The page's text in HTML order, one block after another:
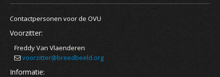
Contactpersonen voor de OVU
Voorzitter:
Freddy Van Vlaenderen
voorzitter@breedbeeld.org
Informatie: